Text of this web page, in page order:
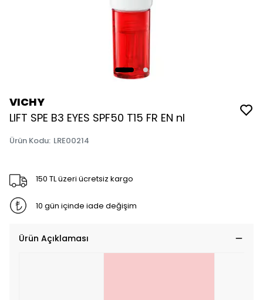
VICHY
LIFT SPE B3 EYES SPF50 T15 FR EN nl
Ürün Kodu: LRE00214
150 TL üzeri ücretsiz kargo
10 gün içinde iade değişim
Ürün Açıklaması